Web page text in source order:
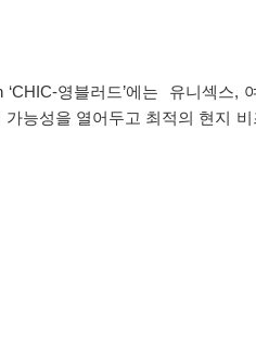
영블러드’에는 유니섹스,
능성을 열어두고 최적의 현지